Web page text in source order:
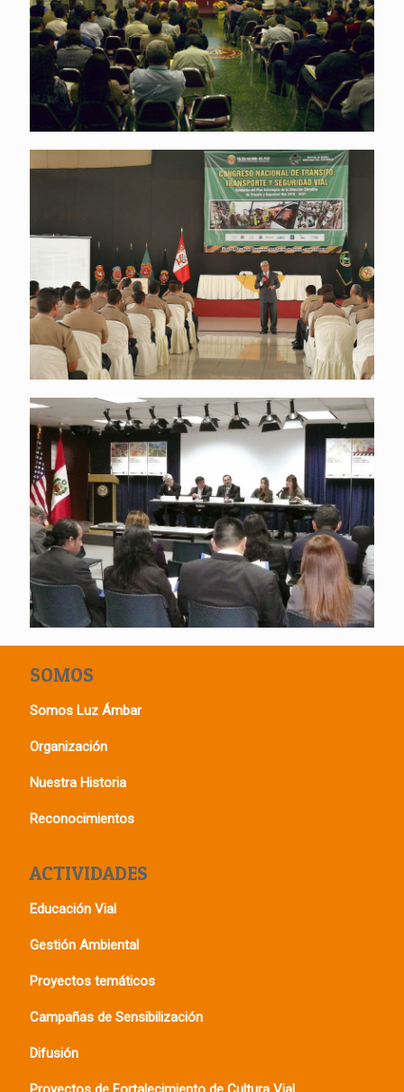
SOMOS
Somos Luz Ámbar
Organización
Nuestra Historia
Reconocimientos
ACTIVIDADES
Educación Vial
Gestión Ambiental
Proyectos temáticos
Campañas de Sensibilización
Difusión